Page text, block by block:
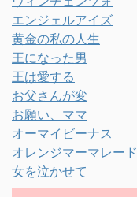
エンジェルアイズ
黄金の私の人生
王になった男
王は愛する
お父さんが変
お願い、ママ
オーマイビーナス
オレンジマーマレード
女を泣かせて